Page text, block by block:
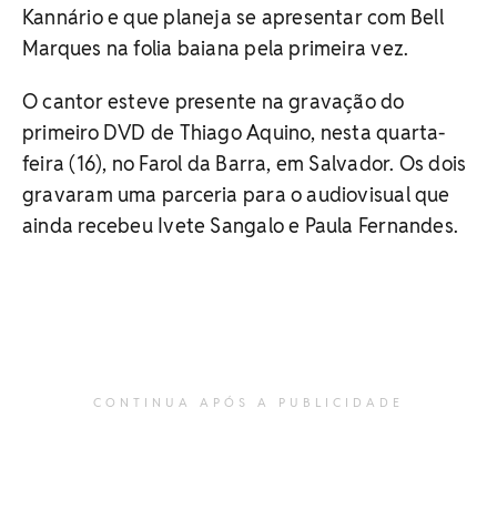
Kannário e que planeja se apresentar com Bell
Marques na folia baiana pela primeira vez.
O cantor esteve presente na gravação do
primeiro DVD de Thiago Aquino, nesta quarta-
feira (16), no Farol da Barra, em Salvador. Os dois
gravaram uma parceria para o audiovisual que
ainda recebeu Ivete Sangalo e Paula Fernandes.
CONTINUA APÓS A PUBLICIDADE